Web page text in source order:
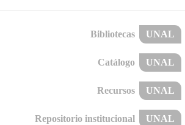
Bibliotecas UNAL
Catálogo UNAL
Recursos UNAL
Repositorio institucional UNAL